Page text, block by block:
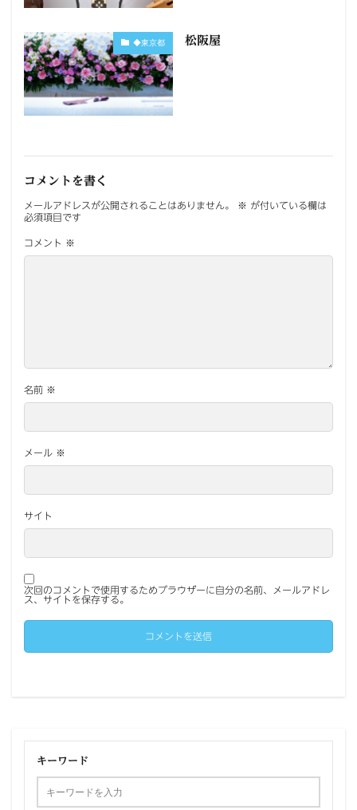
◆東京都 松阪屋
コメントを書く
メールアドレスが公開されることはありません。 ※ が付いている欄は
必須項目です
コメント ※
名前 ※
メール ※
サイト
次回のコメントで使用するためブラウザーに自分の名前、メールアドレ
ス、サイトを保存する。
キーワード